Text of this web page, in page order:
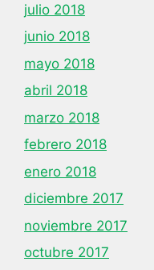
julio 2018
junio 2018
mayo 2018
abril 2018
marzo 2018
febrero 2018
enero 2018
diciembre 2017
noviembre 2017
octubre 2017